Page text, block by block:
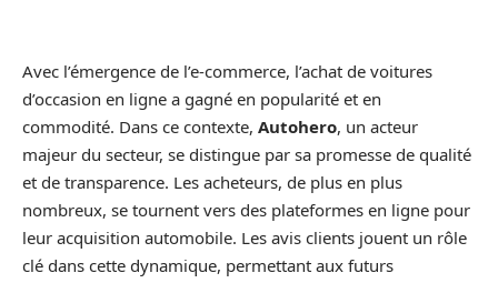
Avec l’émergence de l’e-commerce, l’achat de voitures
d’occasion en ligne a gagné en popularité et en
commodité. Dans ce contexte, Autohero, un acteur
majeur du secteur, se distingue par sa promesse de qualité
et de transparence. Les acheteurs, de plus en plus
nombreux, se tournent vers des plateformes en ligne pour
leur acquisition automobile. Les avis clients jouent un rôle
clé dans cette dynamique, permettant aux futurs